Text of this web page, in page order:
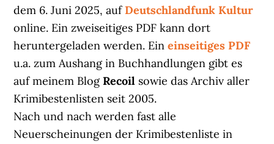
dem 6. Juni 2025, auf Deutschlandfunk Kultur
online. Ein zweiseitiges PDF kann dort
heruntergeladen werden. Eineinseitiges PDF
u.a. zum Aushang in Buchhandlungen gibt es
auf meinem BlogRecoil sowie das Archiv aller
Krimibestenlisten seit 2005.
Nach und nach werden fast alle
Neuerscheinungen der Krimibestenliste in